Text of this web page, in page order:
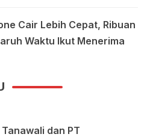
Cair Lebih Cepat, Ribuan
Waktu Ikut Menerima
dan PT